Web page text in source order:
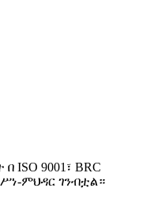
9001፣ BRC
ምህዳር ገንብቷል።